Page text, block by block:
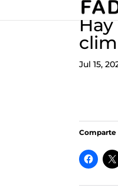
Jul 15,
Comparte